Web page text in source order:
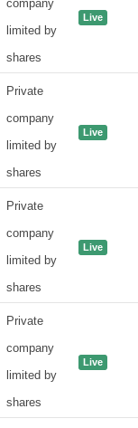
company
limited by
shares
Live
Private
company
limited by
shares
Live
Private
company
limited by
shares
Live
Private
company
limited by
shares
Live